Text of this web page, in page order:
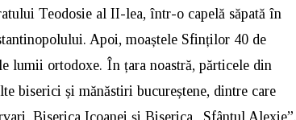
Teodosie al II-lea, într-o capelă săpată în
Apoi, moaștele Sfinților 40 de
lumii ortodoxe. În țara noastră, părticele din
biserici și mănăstiri bucureștene, dintre care